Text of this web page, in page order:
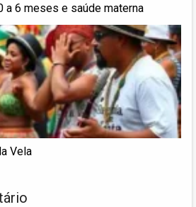
a 6 meses e saúde materna
Vela